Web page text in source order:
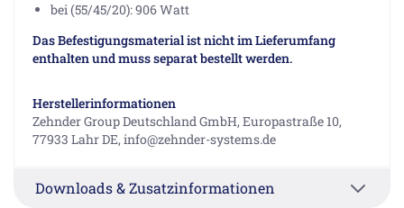
bei (55/45/20): 906 Watt
Das Befestigungsmaterial ist nicht im Lieferumfang
enthalten und muss separat bestellt werden.
Herstellerinformationen
Zehnder Group Deutschland GmbH, Europastraße 10,
77933 Lahr DE, info@zehnder-systems.de
Downloads & Zusatzinformationen